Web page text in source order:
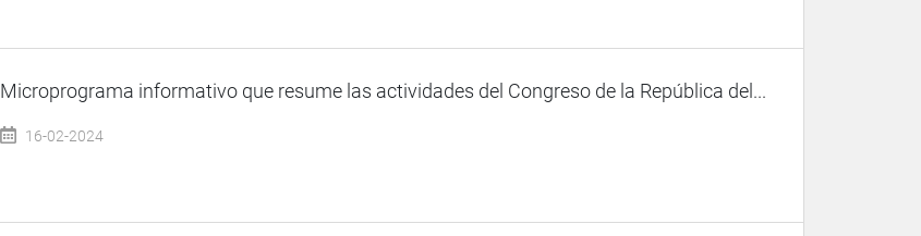
Microprograma informativo que resume las actividades del Congreso de la República del...
16-02-2024